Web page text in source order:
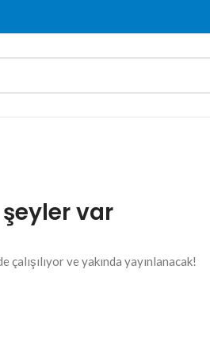
var
çalışılıyor ve yakında yayınlanacak!